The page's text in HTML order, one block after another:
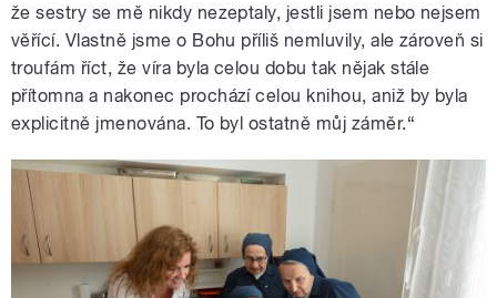
že sestry se mě nikdy nezeptaly, jestli jsem nebo nejsem
věřící. Vlastně jsme o Bohu příliš nemluvily, ale zároveň si
troufám říct, že víra byla celou dobu tak nějak stále
přítomna a nakonec prochází celou knihou, aniž by byla
explicitně jmenována. To byl ostatně můj záměr.“